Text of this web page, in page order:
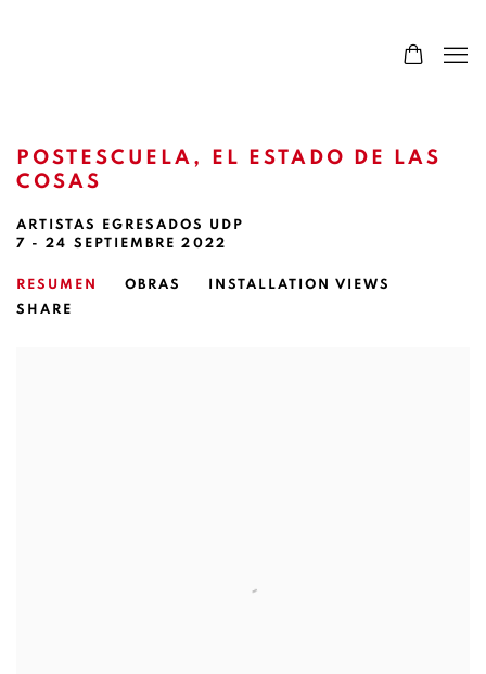
POSTESCUELA, EL ESTADO DE LAS
COSAS
ARTISTAS EGRESADOS UDP
7 - 24 SEPTIEMBRE 2022
RESUMEN OBRAS
INSTALLATION VIEWS
SHARE